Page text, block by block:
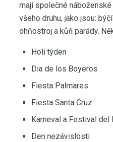
mají společné
všeho druhu, jako jsou:
ohňostroj a kůň parády.
Holi týden
Dia de los Boyeros
Fiesta Palmares
Fiesta Santa Cruz
Karneval a Festival del
Den nezávislosti